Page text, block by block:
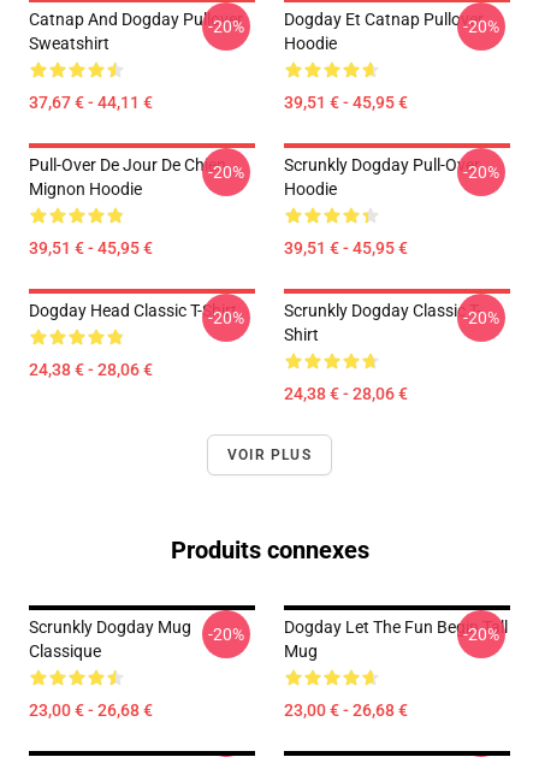
Catnap And Dogday Pullover
Sweatshirt
37,67 € - 44,11 €
-20%
Dogday Et Catnap Pullover
Hoodie
39,51 € - 45,95 €
-20%
Pull-Over De Jour De Chien
Mignon Hoodie
39,51 € - 45,95 €
-20%
Scrunkly Dogday Pull-Over
Hoodie
39,51 € - 45,95 €
-20%
Dogday Head Classic T-Shirt
24,38 € - 28,06 €
-20%
Scrunkly Dogday Classic T-
Shirt
24,38 € - 28,06 €
-20%
VOIR PLUS
Produits connexes
Scrunkly Dogday Mug
Classique
23,00 € - 26,68 €
-20%
Dogday Let The Fun Begin Tall
Mug
23,00 € - 26,68 €
-20%